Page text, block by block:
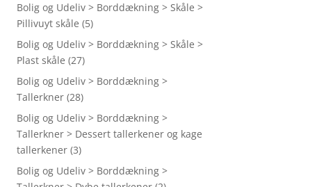
Bolig og Udeliv > Borddækning > Skåle >
Pillivuyt skåle (5)
Bolig og Udeliv > Borddækning > Skåle >
Plast skåle (27)
Bolig og Udeliv > Borddækning >
Tallerkner (28)
Bolig og Udeliv > Borddækning >
Tallerkner > Dessert tallerkener og kage
tallerkener (3)
Bolig og Udeliv > Borddækning >